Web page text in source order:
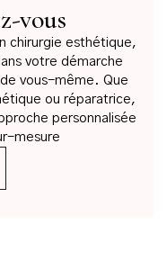
vous
chirurgie esthétique,
votre démarche
vous-même. Que
ou réparatrice,
personnalisée
mesure